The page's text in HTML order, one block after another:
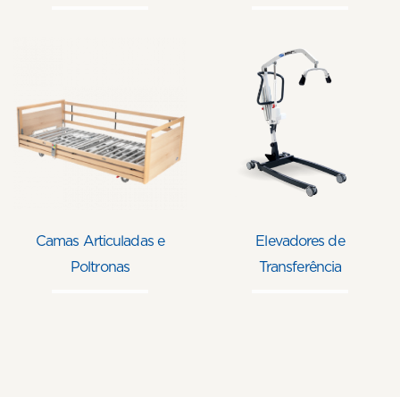
Camas Articuladas e
Poltronas
Elevadores de
Transferência